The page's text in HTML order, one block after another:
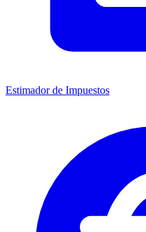
Estimador de Impuestos